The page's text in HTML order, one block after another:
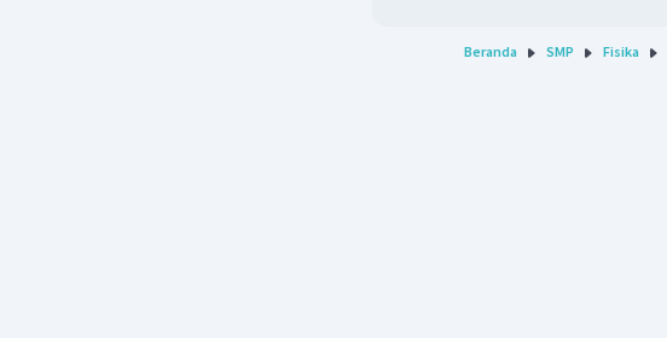
Beranda SMP Fisika